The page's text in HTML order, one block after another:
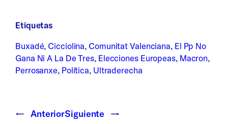
Etiquetas
Buxadé, Cicciolina, Comunitat Valenciana, El Pp No
Gana Ni A La De Tres, Elecciones Europeas, Macron
Perrosanxe, Política, Ultraderecha
← AnteriorSiguiente →